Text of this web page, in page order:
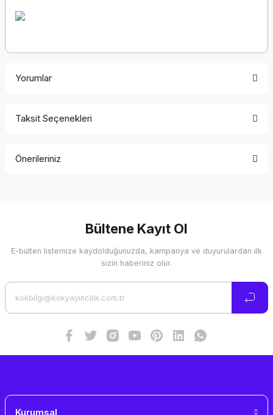
Yorumlar
Taksit Seçenekleri
Önerileriniz
Görüş ve önerileriniz için teşekkür ederiz.
Ürün resmi kalitesiz, bozuk veya görüntülenemiyor.
Bültene Kayıt Ol
E-bülten listemize kaydolduğunuzda, kampanya ve duyurulardan ilk
sizin haberiniz olur.
Kurumsal